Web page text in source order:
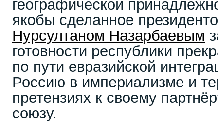
географической
якобы сделанное
Нурсултаном Назарбаевым
готовности республики
по пути евразийской
Россию в империализме и
претензиях к своему
союзу.